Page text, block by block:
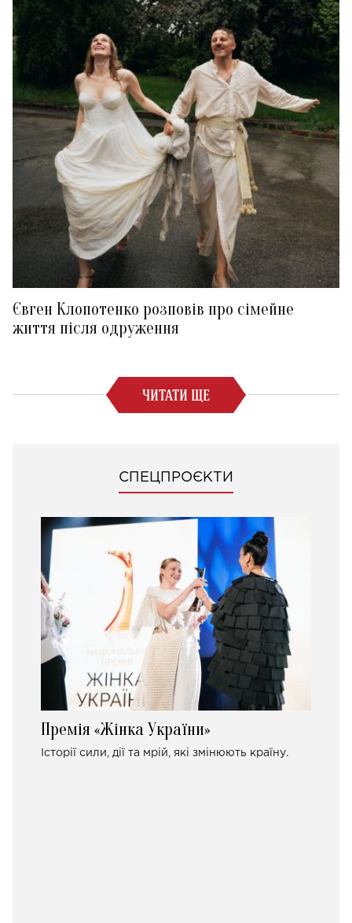
Євген Клопотенко розповів про сімейне
життя після одруження
ЧИТАТИ ЩЕ
СПЕЦПРОЄКТИ
Премія «Жінка України»
Історії сили, дії та мрій, які змінюють країну.